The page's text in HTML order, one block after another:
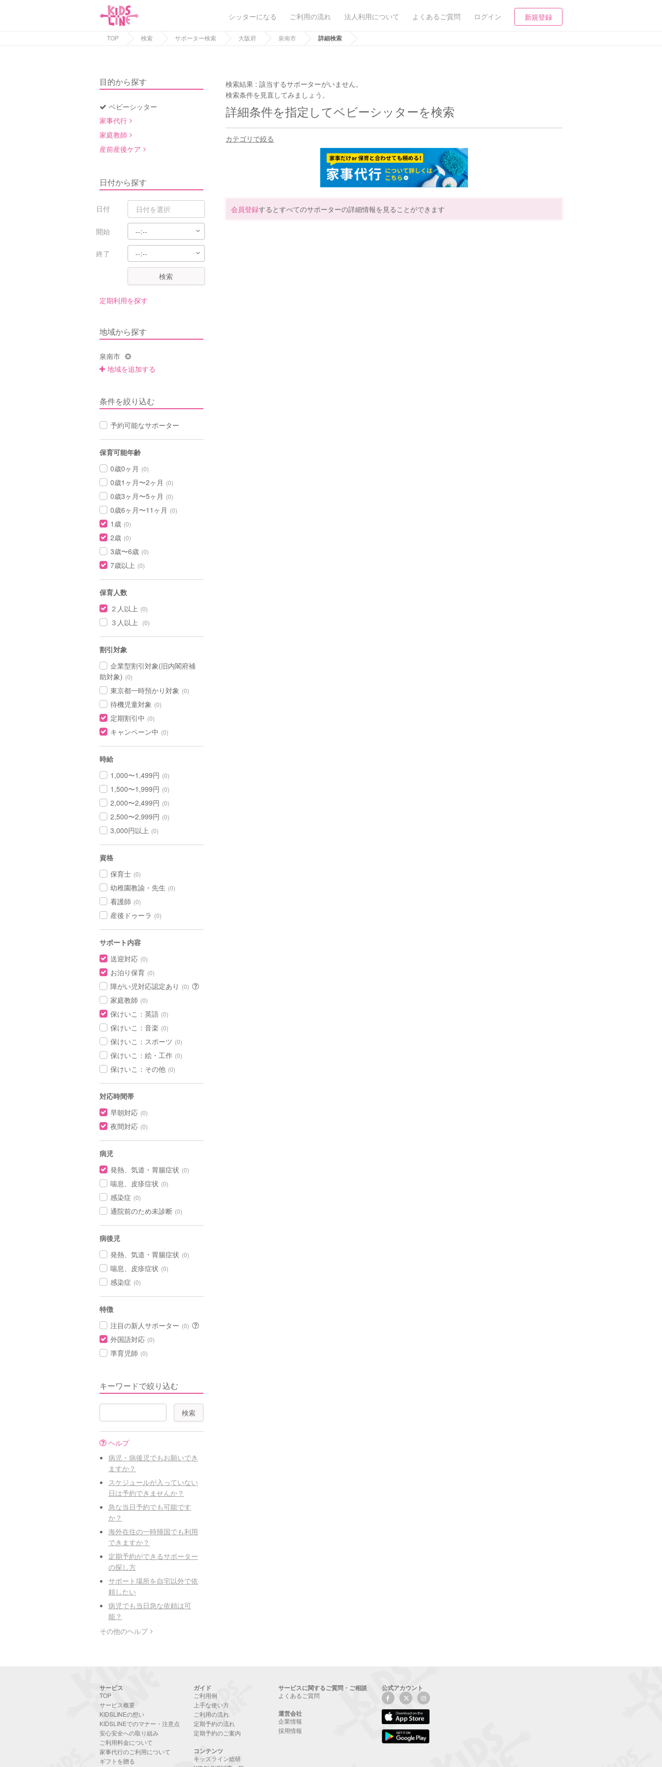
シッターになる ご利用の流れ 法人利用について よくあるご質問 ログイン 新規登録
TOP 検索 サポーター検索 大阪府 泉南市 詳細検索
目的から探す
ベビーシッター
家事代行
家庭教師
産前産後ケア
日付から探す
日付
開始
終了
検索
定期利用を探す
地域から探す
泉南市
地域を追加する
条件を絞り込む
予約可能なサポーター
保育可能年齢
0歳0ヶ月 (0)
0歳1ヶ月〜2ヶ月 (0)
0歳3ヶ月〜5ヶ月 (0)
0歳6ヶ月〜11ヶ月 (0)
1歳 (0)
2歳 (0)
3歳〜6歳 (0)
7歳以上 (0)
保育人数
２人以上 (0)
３人以上 (0)
割引対象
企業型割引対象(旧内閣府補
助対象) (0)
東京都一時預かり対象 (0)
待機児童対象 (0)
定期割引中 (0)
キャンペーン中 (0)
時給
1,000〜1,499円 (0)
1,500〜1,999円 (0)
2,000〜2,499円 (0)
2,500〜2,999円 (0)
3,000円以上 (0)
資格
保育士 (0)
幼稚園教諭・先生 (0)
看護師 (0)
産後ドゥーラ (0)
サポート内容
送迎対応 (0)
お泊り保育 (0)
障がい児対応認定あり (0)
家庭教師 (0)
保けいこ：英語 (0)
保けいこ：音楽 (0)
保けいこ：スポーツ (0)
保けいこ：絵・工作 (0)
保けいこ：その他 (0)
対応時間帯
早朝対応 (0)
夜間対応 (0)
病児
発熱、気道・胃腸症状 (0)
喘息、皮疹症状 (0)
感染症 (0)
通院前のため未診断 (0)
病後児
発熱、気道・胃腸症状 (0)
喘息、皮疹症状 (0)
感染症 (0)
特徴
注目の新人サポーター (0)
外国語対応 (0)
準育児師 (0)
キーワードで絞り込む
ヘルプ
病児・病後児でもお願いでき
ますか？
スケジュールが入っていない
日は予約できませんか？
急な当日予約でも可能です
か？
海外在住の一時帰国でも利用
できますか？
定期予約ができるサポーター
の探し方
サポート場所を自宅以外で依
頼したい
病児でも当日急な依頼は可
能？
その他のヘルプ
検索結果 :該当するサポーターがいません。
検索条件を見直してみましょう。
詳細条件を指定してベビーシッターを検索
カテゴリで絞る
会員登録するとすべてのサポーターの詳細情報を見ることができます
サービス
TOP
サービス概要
KIDSLINEの想い
KIDSLINEでのマナー・注意点
安心安全への取り組み
ご利用料金について
家事代行のご利用について
ギフトを贈る
ガイド
ご利用例
上手な使い方
ご利用の流れ
定期予約の流れ
定期予約のご案内
コンテンツ
キッズライン総研
サービスに関するご質問・ご相談
よくあるご質問
運営会社
企業情報
採用情報
公式アカウント